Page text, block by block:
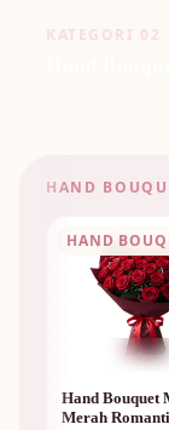
KATEGORI 02
HAND
HAND
Hand Bouquet
Merah